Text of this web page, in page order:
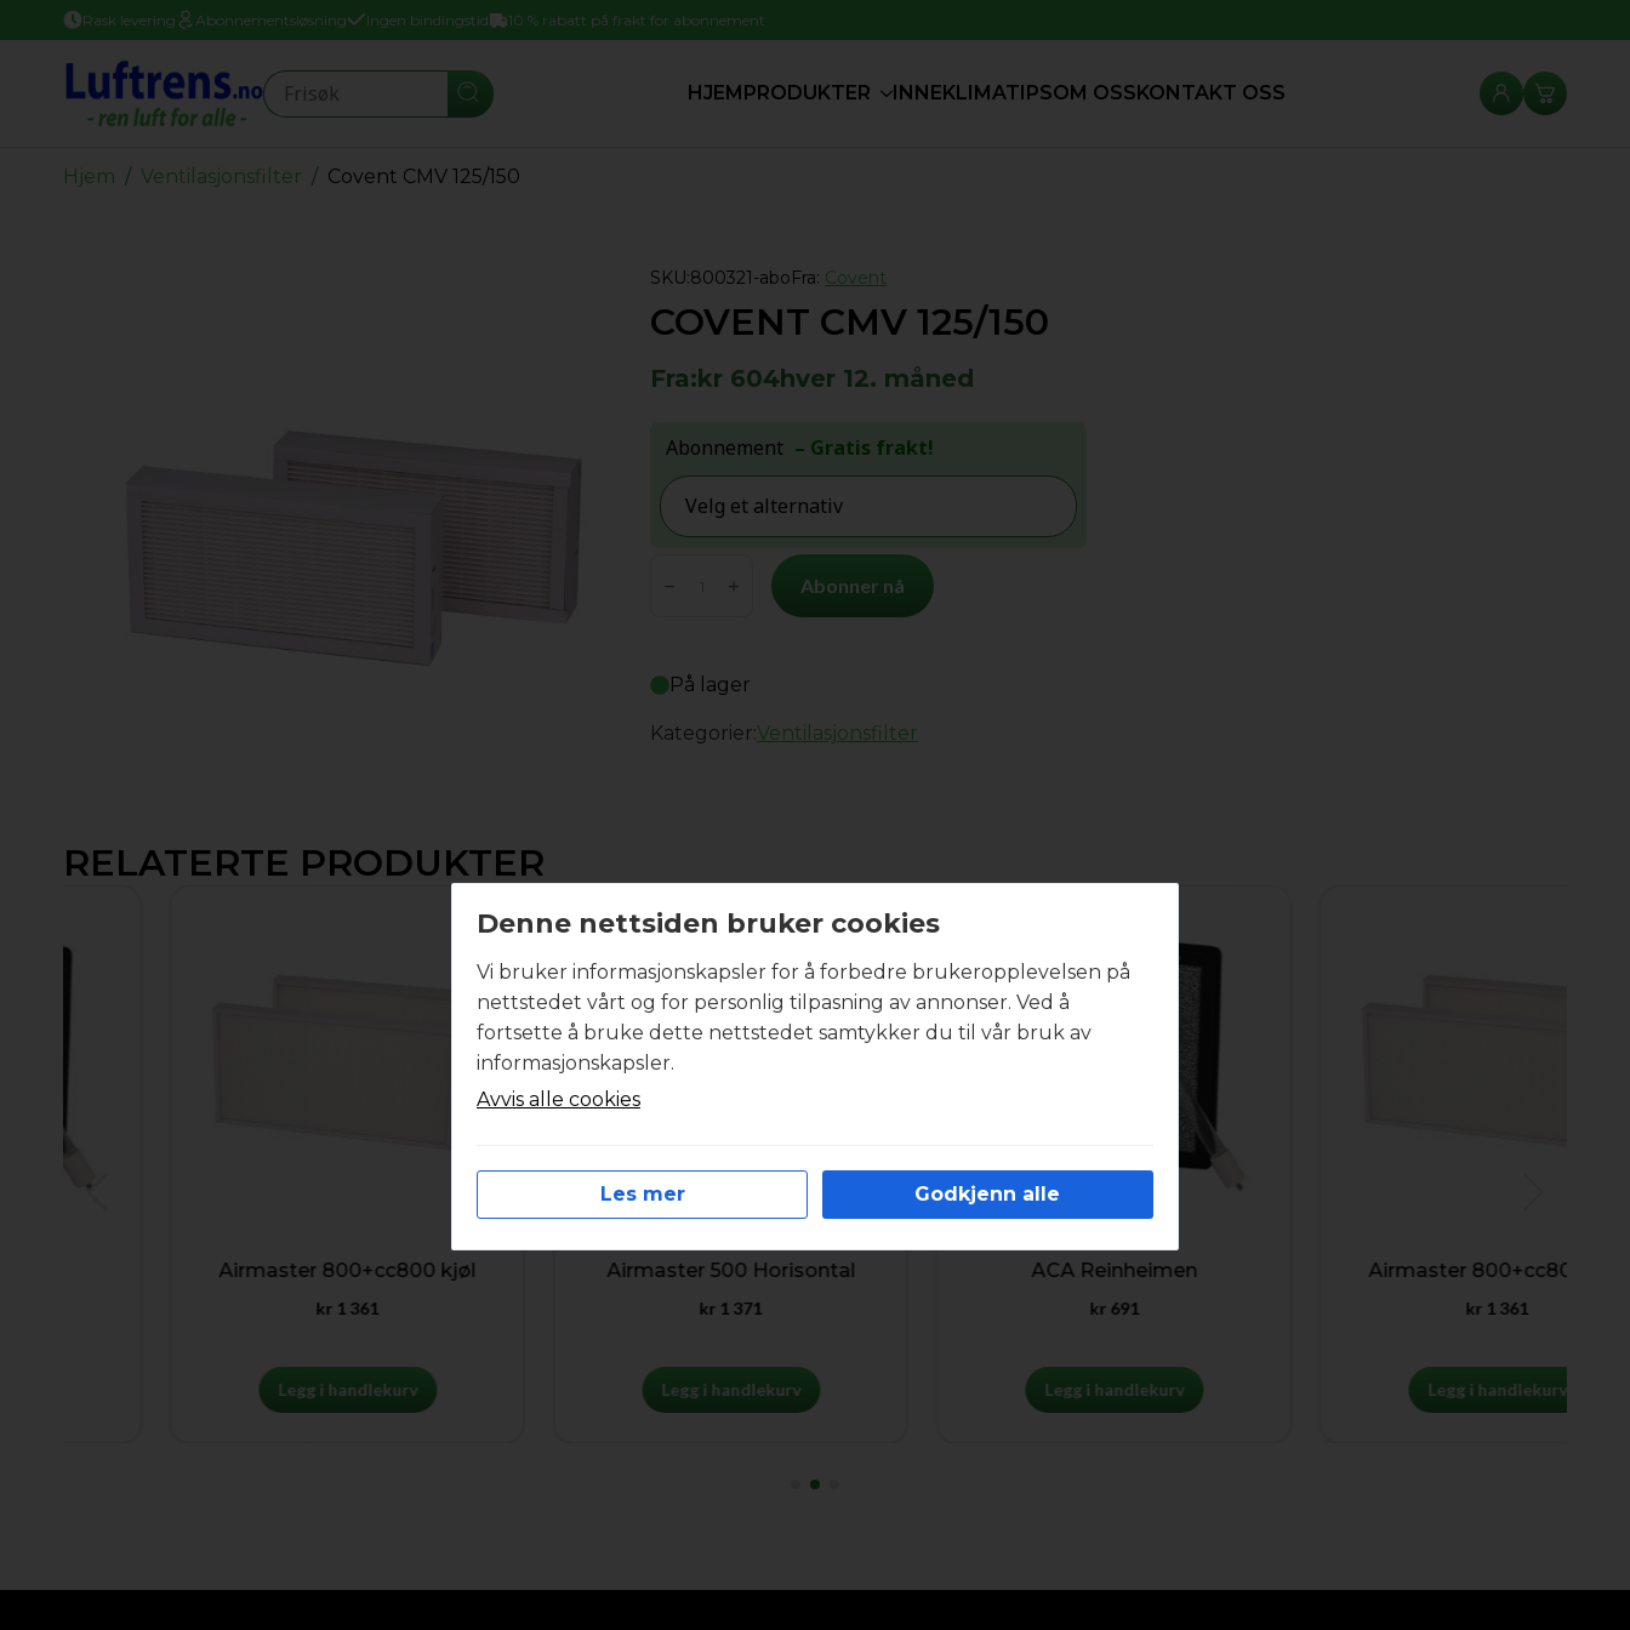
Rask levering Abonnementsløsning Ingen bindingstid 10 % rabatt på frakt for abonnement
Seearch HJEMPRODUKTER INNEKLIMATIPSOM OSSKONTAKT OSS
Hjem Ventilasjonsfilter Covent CMV 125/150
SKU:800321-aboFra: Covent
COVENT CMV 125/150
Fra:kr 604hver 12. måned
Abonnement
Abonner nå
På lager
Kategorier:Ventilasjonsfilter
RELATERTE PRODUKTER
Airmaster 800+cc800 kjøl
1 361
Legg i handlekurv
Airmaster 500 Horisontal
1 371
Legg i handlekurv
ACA Reinheimen
Legg i handlekurv
Airmaster 800+cc800 kjøl
1 361
Legg i handlekurv
Denne nettsiden bruker cookies
Vi bruker informasjonskapsler for å forbedre brukeropplevelsen på
nettstedet vårt og for personlig tilpasning av annonser. Ved å
fortsette å bruke dette nettstedet samtykker du til vår bruk av
informasjonskapsler.
Avvis alle cookies
Les mer Godkjenn alle